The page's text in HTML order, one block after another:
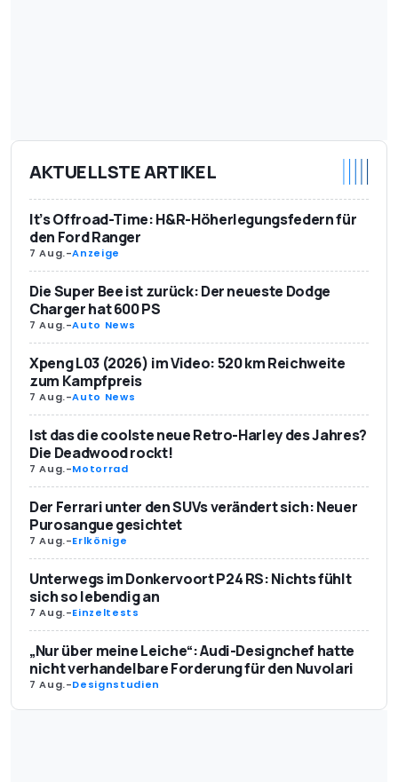
AKTUELLSTE ARTIKEL
It’s Offroad-Time: H&R-Höherlegungsfedern für
den Ford Ranger
7 Aug.-Anzeige
Die Super Bee ist zurück: Der neueste Dodge
Charger hat 600 PS
7 Aug.-Auto News
Xpeng L03 (2026) im Video: 520 km Reichweite
zum Kampfpreis
7 Aug.-Auto News
Ist das die coolste neue Retro-Harley des Jahres?
Die Deadwood rockt!
7 Aug.-Motorrad
Der Ferrari unter den SUVs verändert sich: Neuer
Purosangue gesichtet
7 Aug.-Erlkönige
Unterwegs im Donkervoort P24 RS: Nichts fühlt
sich so lebendig an
7 Aug.-Einzeltests
„Nur über meine Leiche“: Audi-Designchef hatte
nicht verhandelbare Forderung für den Nuvolari
7 Aug.-Designstudien